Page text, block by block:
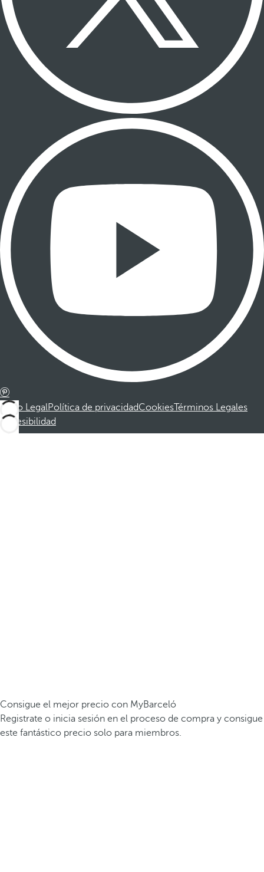
Aviso LegalPolítica de privacidadCookiesTérminos Legales
Accesibilidad
Consigue el mejor precio con MyBarceló
Registrate o inicia sesión en el proceso de compra y consigue
este fantástico precio solo para miembros.